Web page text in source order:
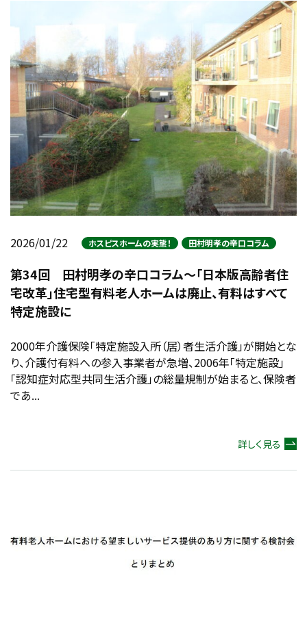
2026/01/22 ホスピスホームの実態！ 田村明孝の辛口コラム
第34回 田村明孝の辛口コラム～「日本版高齢者住
宅改革」住宅型有料老人ホームは廃止、有料はすべて
特定施設に
2000年介護保険「特定施設入所（居）者生活介護」が開始とな
り、介護付有料への参入事業者が急増、2006年「特定施設」
「認知症対応型共同生活介護」の総量規制が始まると、保険者
であ...
詳しく見る